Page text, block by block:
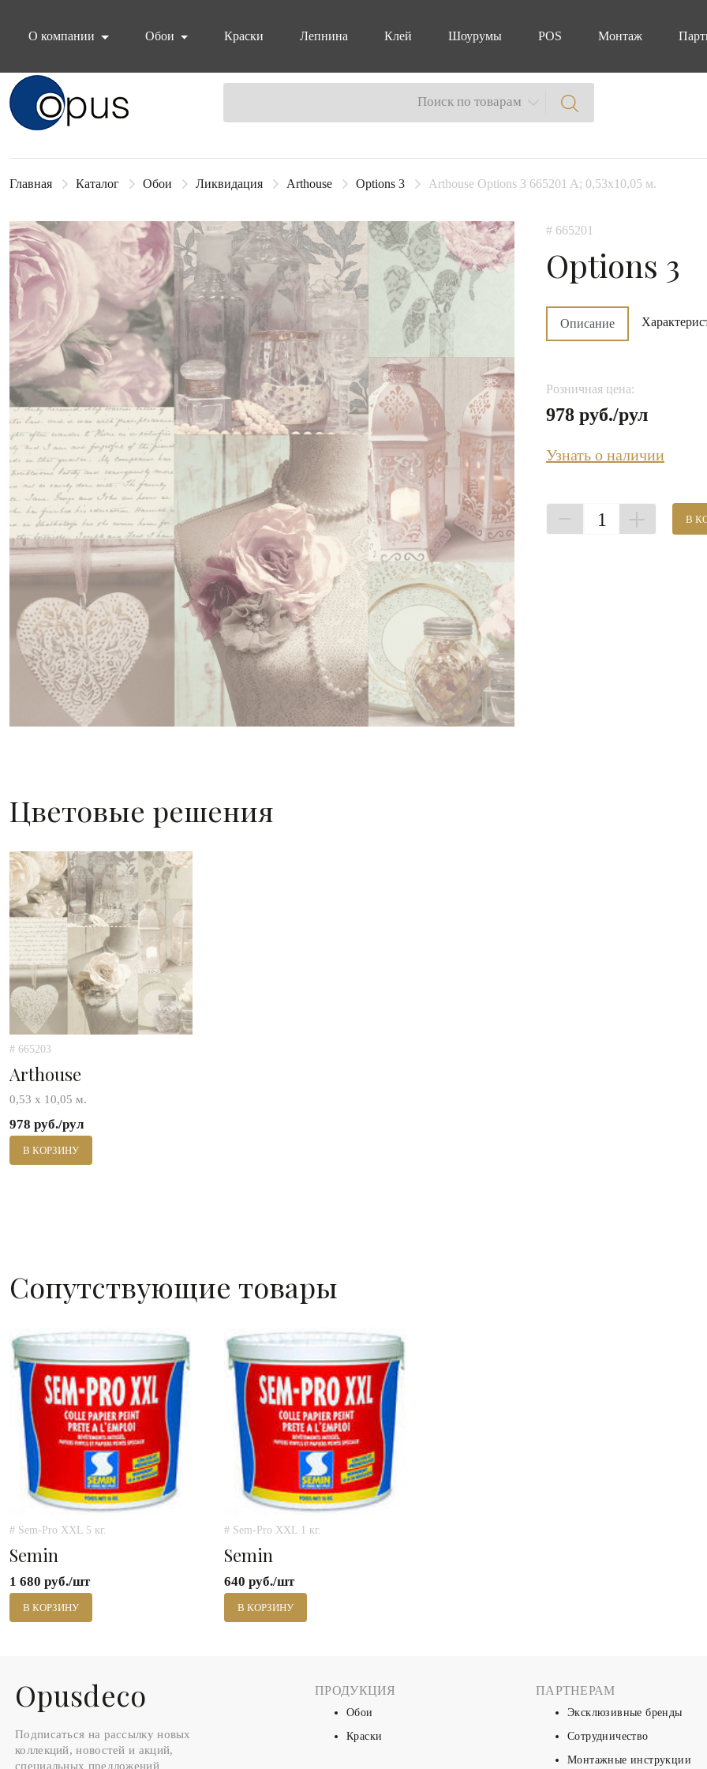
О компании
Обои Краски Лепнина Клей Шоурумы POS Монтаж
Блок поиска Поиск по товарам
Главная Каталог Обои Ликвидация Arthouse Options 3 Arthouse Options 3 665201 A; 0,53х10,05 м.
# 665201
Options 3
Описание
Розничная цена:
978 руб./рул
Узнать о наличии
1 В
Цветовые решения
# 665203
Arthouse
0,53 х 10,05 м.
978 руб./рул
В КОРЗИНУ
Сопутствующие товары
# Sem-Pro XXL 5 кг.
Semin
1 680 руб./шт
В КОРЗИНУ
# Sem-Pro XXL 1 кг.
Semin
640 руб./шт
В КОРЗИНУ
Оpusdeco
Подписаться на рассылку новых
коллекций, новостей и акций,
специальных предложений
ПРОДУКЦИЯ
Обои
Краски
ПАРТНЕРАМ
Эксклюзивные бренды
Сотрудничество
Монтажные инструкции